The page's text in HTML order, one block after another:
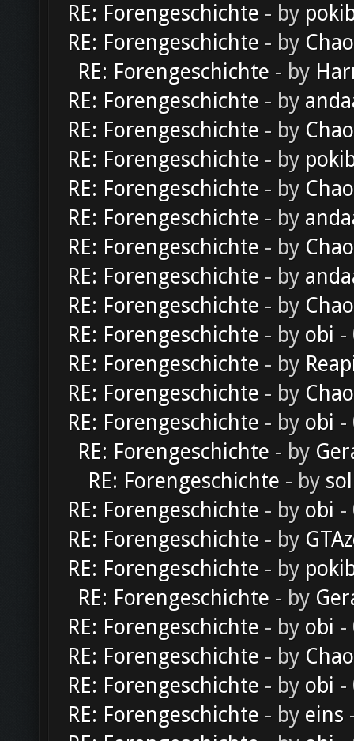
RE: Forengeschichte - by
RE: Forengeschichte - by
RE: Forengeschichte - by
RE: Forengeschichte - by
RE: Forengeschichte - by
RE: Forengeschichte - by
RE: Forengeschichte - by
RE: Forengeschichte - by
RE: Forengeschichte - by
RE: Forengeschichte - by
RE: Forengeschichte - by
RE: Forengeschichte - by obi -
RE: Forengeschichte - by
RE: Forengeschichte - by
RE: Forengeschichte - by obi -
RE: Forengeschichte - by
RE: Forengeschichte - by
RE: Forengeschichte - by obi -
RE: Forengeschichte - by
RE: Forengeschichte - by
RE: Forengeschichte - by
RE: Forengeschichte - by obi -
RE: Forengeschichte - by
RE: Forengeschichte - by obi -
RE: Forengeschichte - by eins